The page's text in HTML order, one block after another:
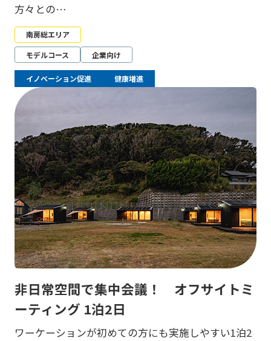
方々との…
南房総エリア
モデルコース
企業向け
イノベーション促進 健康増進
非日常空間で集中会議！ オフサイトミ
ーティング 1泊2日
ワーケーションが初めての方にも実施しやすい1泊2